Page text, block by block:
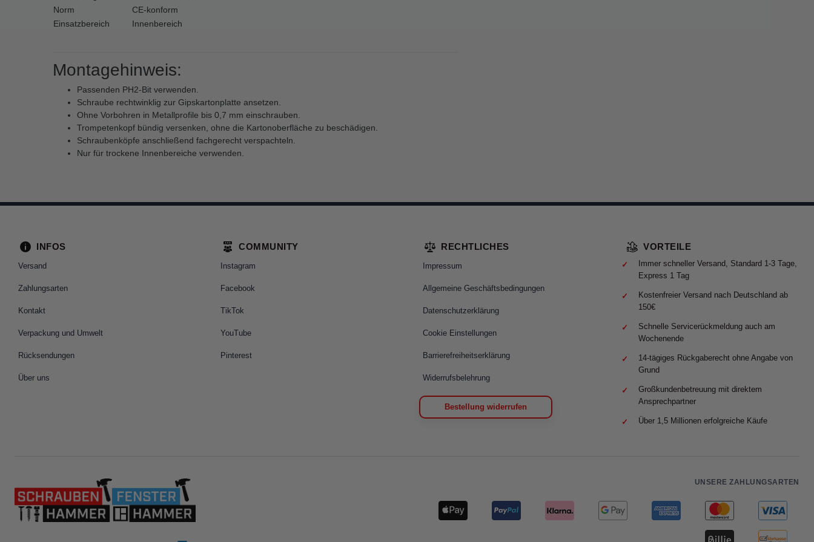
Norm
CE-konform
Einsatzbereich
Innenbereich
Montagehinweis:
Passenden PH2-Bit verwenden.
Schraube rechtwinklig zur Gipskartonplatte ansetzen.
Ohne Vorbohren in Metallprofile bis 0,7 mm einschrauben.
Trompetenkopf bündig versenken, ohne die Kartonoberfläche zu beschädigen.
Schraubenköpfe anschließend fachgerecht verspachteln.
Nur für trockene Innenbereiche verwenden.
INFOS
Versand
Zahlungsarten
Kontakt
Verpackung und Umwelt
Rücksendungen
Über uns
COMMUNITY
Instagram
Facebook
TikTok
YouTube
Pinterest
RECHTLICHES
Impressum
Allgemeine Geschäftsbedingungen
Datenschutzerklärung
Cookie Einstellungen
Barrierefreiheitserklärung
Widerrufsbelehrung
Bestellung widerrufen
VORTEILE
Immer schneller Versand, Standard 1-3 Tage,
Express 1 Tag
Kostenfreier Versand nach Deutschland ab
150€
Schnelle Servicerückmeldung auch am
Wochenende
14-tägiges Rückgaberecht ohne Angabe von
Grund
Großkundenbetreuung mit direktem
Ansprechpartner
Über 1,5 Millionen erfolgreiche Käufe
UNSERE ZAHLUNGSARTEN